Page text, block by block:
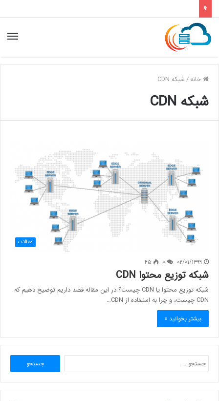
خانه/شبکه CDN
شبکه CDN
مقالات
۰۲/۰۱/۱۳۹۹ ۴۵
شبکه توزیع محتوا CDN
شبکه توزیع محتوا یا CDN چیست؟ در این مقاله قصد داریم توضیح دهیم که
CDN چیست، و چرا به استفاده از CDN…
بیشتر بخوانید »
برای: